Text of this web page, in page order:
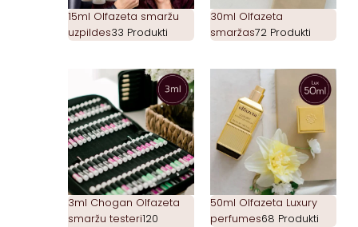
15ml Olfazeta smaržu
uzpildes33 Produkti
30ml Olfazeta
smaržas72 Produkti
3ml Chogan Olfazeta
smaržu testeri120
50ml Olfazeta Luxury
perfumes68 Produkti